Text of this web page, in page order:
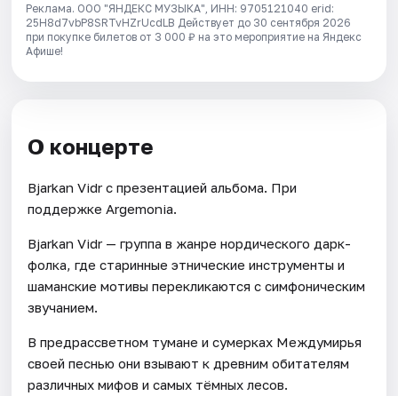
Реклама. ООО "ЯНДЕКС МУЗЫКА", ИНН: 9705121040 erid:
25H8d7vbP8SRTvHZrUcdLB Действует до 30 сентября 2026
при покупке билетов от 3 000 ₽ на это мероприятие на Яндекс
Афише!
О концерте
Bjarkan Vidr с презентацией альбома. При
поддержке Argemonia.
Bjarkan Vidr — группа в жанре нордического дарк-
фолка, где старинные этнические инструменты и
шаманские мотивы перекликаются с симфоническим
звучанием.
В предрассветном тумане и сумерках Междумирья
своей песнью они взывают к древним обитателям
различных мифов и самых тёмных лесов.